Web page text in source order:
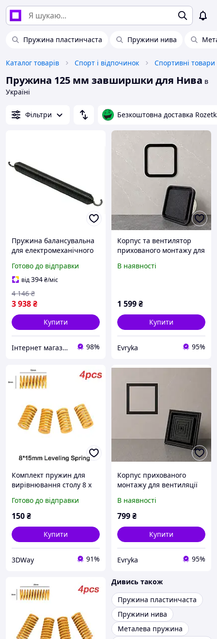
Пружина пластинчаста Пружини нива
Каталог товарів Спорт і відпочинок Спортивні товари
Пружина 125 мм завширшки для Нива в
Україні
Фільтри Безкоштовна доставка
Пружина балансувальна
для електромеханічного
мм)
Готово до відправки
від394₴/міс
3 938₴
4 146 ₴
Купити
Інтернет магазин вуличних воріт, автоматики воріт, гаражних воріт, ролет та шлагбаумів 98%
Корпус та вентилятор
прихованого монтажу для
вентилятор 125мм
В наявності
1 599₴
Купити
Evryka 95%
Комплект пружин для
вирівнювання столу 8 x
Готово до відправки
150₴
Купити
3DWay 91%
Корпус прихованого
монтажу для вентиляції
В наявності
799₴
Купити
Evryka 95%
Дивись також
Пружина пластинчаста
Пружини нива
Металева пружина